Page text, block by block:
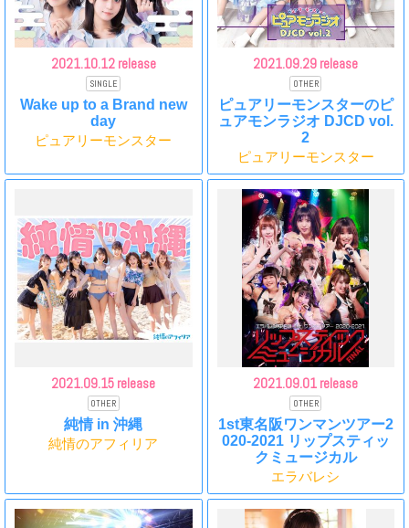
2021.10.12 release
SINGLE
Wake up to a Brand new
day
ピュアリーモンスター
2021.09.29 release
OTHER
ピュアリーモンスターのピ
ュアモンラジオ DJCD vol.
2
ピュアリーモンスター
2021.09.15 release
OTHER
純情 in 沖縄
純情のアフィリア
2021.09.01 release
OTHER
1st東名阪ワンマンツアー2
020-2021 リップスティッ
クミュージカル
エラバレシ